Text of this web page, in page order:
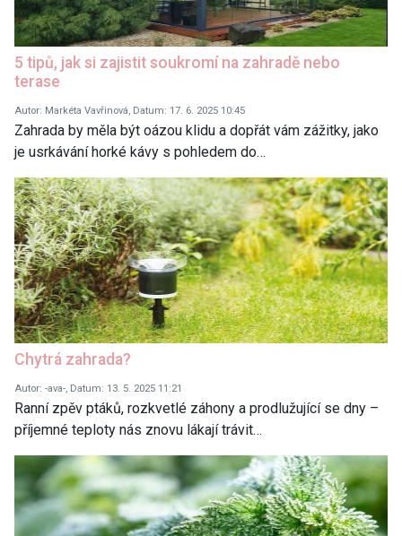
5 tipů, jak si zajistit soukromí na zahradě nebo
terase
Autor: Markéta Vavřinová, Datum: 17. 6. 2025 10:45
Zahrada by měla být oázou klidu a dopřát vám zážitky, jako
je usrkávání horké kávy s pohledem do…
Chytrá zahrada?
Autor: -ava-, Datum: 13. 5. 2025 11:21
Ranní zpěv ptáků, rozkvetlé záhony a prodlužující se dny –
příjemné teploty nás znovu lákají trávit…